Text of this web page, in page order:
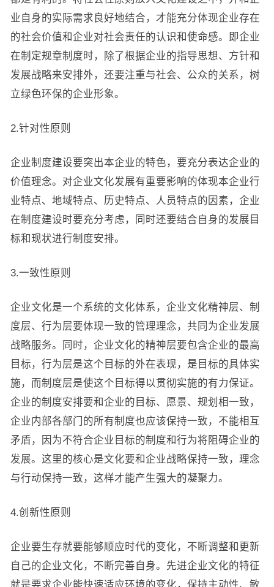
业自身的实际需求良好地结合，才能充分体现企业存在
的社会价值和企业对社会责任的认识和使命感。即企业
在制定规章制度时，除了根据企业的指导思想、方针和
发展战略来安排外，还要注重与社会、公众的关系，树
立绿色环保的企业形象。
2.针对性原则
企业制度建设要突出本企业的特色，要充分表达企业的
价值理念。对企业文化发展有重要影响的体现本企业行
业特点、地域特点、历史特点、人员特点的因素，企业
在制度建设时要充分考虑，同时还要结合自身的发展目
标和现状进行制度安排。
3.一致性原则
企业文化是一个系统的文化体系，企业文化精神层、制
度层、行为层要体现一致的管理理念，共同为企业发展
战略服务。同时，企业文化的精神层要包含企业的最高
目标，行为层是这个目标的外在表现，是目标的具体实
施，而制度层是使这个目标得以贯彻实施的有力保证。
企业的制度安排要和企业的目标、愿景、规划相一致，
企业内部各部门的所有制度也应该保持一致，不能相互
矛盾，因为不符合企业目标的制度和行为将阻碍企业的
发展。这里的核心是文化要和企业战略保持一致，理念
与行动保持一致，这样才能产生强大的凝聚力。
4.创新性原则
企业要生存就要能够顺应时代的变化，不断调整和更新
自己的企业文化，不断完善自身。先进企业文化的特征
就是要求企业能快速适应环境的变化，保持主动性、敏